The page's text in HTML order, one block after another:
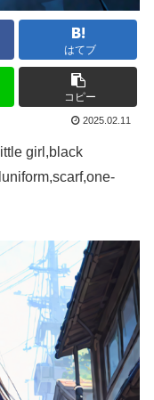
はてブ
コピー
2025.02.11
girl,black